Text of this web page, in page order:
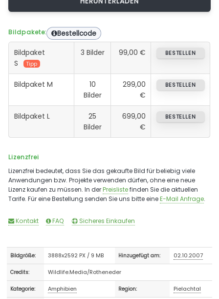
Bildpakete: Bestellcode
Bildpaket
S
Tipp
3 Bilder 99,00 € BESTELLEN
Bildpaket M
10
Bilder
299,00
€
BESTELLEN
Bildpaket L
25
Bilder
699,00
€
BESTELLEN
Lizenzfrei
Lizenzfrei bedeutet, dass Sie das gekaufte Bild für beliebig viele
Anwendungen bzw. Projekte verwenden dürfen, ohne eine neue
Lizenz kaufen zu müssen. In derPreislistefinden Sie die aktuellen
Tarife. Für eine Bestellung senden Sie uns bitte eineE-Mail Anfrage.
Kontakt FAQ Sicheres Einkaufen
Bildgröße: 3888x2592 PX / 9 MB Hinzugefügt am: 02.10.2007
Credits: Wildlife.Media/Rotheneder
Kategorie: Amphibien Region: Pielachtal